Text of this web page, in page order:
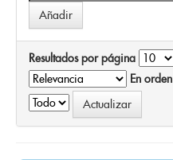
Resultados por página
En orden